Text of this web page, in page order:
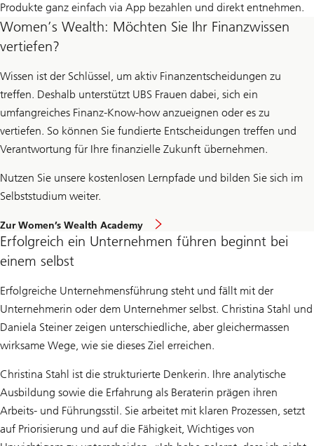
Produkte ganz einfach via App bezahlen und direkt entnehmen.
Women’s Wealth: Möchten Sie Ihr Finanzwissen
vertiefen?
Wissen ist der Schlüssel, um aktiv Finanzentscheidungen zu
treffen. Deshalb unterstützt UBS Frauen dabei, sich ein
umfangreiches Finanz-Know-how anzueignen oder es zu
vertiefen. So können Sie fundierte Entscheidungen treffen und
Verantwortung für Ihre finanzielle Zukunft übernehmen.
Nutzen Sie unsere kostenlosen Lernpfade und bilden Sie sich im
Selbststudium weiter.
Zur Women’s Wealth Academy
Erfolgreich ein Unternehmen führen beginnt bei
einem selbst
Erfolgreiche Unternehmensführung steht und fällt mit der
Unternehmerin oder dem Unternehmer selbst. Christina Stahl und
Daniela Steiner zeigen unterschiedliche, aber gleichermassen
wirksame Wege, wie sie dieses Ziel erreichen.
Christina Stahl ist die strukturierte Denkerin. Ihre analytische
Ausbildung sowie die Erfahrung als Beraterin prägen ihren
Arbeits- und Führungsstil. Sie arbeitet mit klaren Prozessen, setzt
auf Priorisierung und auf die Fähigkeit, Wichtiges von